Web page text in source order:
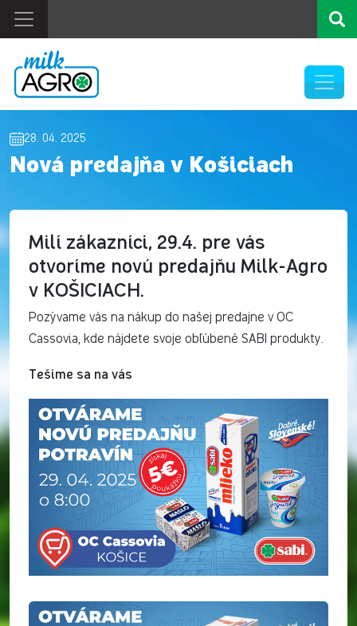
28. 04. 2025
Nová predajňa v Košiciach
Milí zákazníci, 29.4. pre vás
otvoríme novú predajňu Milk-Agro
v KOŠICIACH.
Pozývame vás na nákup do našej predajne v OC
Cassovia, kde nájdete svoje obľúbené SABI produkty.
Tešíme sa na vás